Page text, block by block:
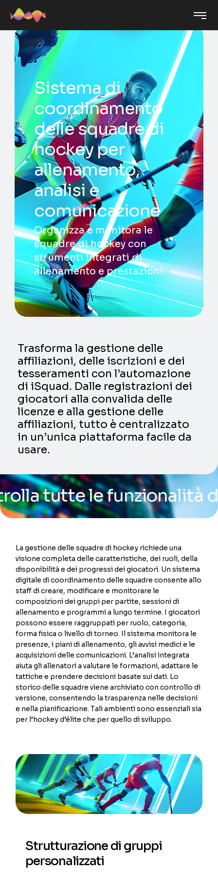
Sistema di
coordinamento
delle squadre di
hockey per
allenamento,
analisi e
comunicazione
Organizza e monitora le
squadre di hockey con
strumenti integrati di
allenamento e prestazioni.
Trasforma la gestione delle
affiliazioni, delle iscrizioni e dei
tesseramenti con l’automazione
di iSquad. Dalle registrazioni dei
giocatori alla convalida delle
licenze e alla gestione delle
affiliazioni, tutto è centralizzato
in un’unica piattaforma facile da
usare.
le funzionalità della
La gestione delle squadre di hockey richiede una
visione completa delle caratteristiche, dei ruoli, della
disponibilità e dei progressi dei giocatori. Un sistema
digitale di coordinamento delle squadre consente allo
staff di creare, modificare e monitorare le
composizioni dei gruppi per partite, sessioni di
allenamento e programmi a lungo termine. I giocatori
possono essere raggruppati per ruolo, categoria,
forma fisica o livello di torneo. Il sistema monitora le
presenze, i piani di allenamento, gli avvisi medici e le
acquisizioni delle comunicazioni. L’analisi integrata
aiuta gli allenatori a valutare le formazioni, adattare le
tattiche e prendere decisioni basate sui dati. Lo
storico delle squadre viene archiviato con controllo di
versione, consentendo la trasparenza nelle decisioni
e nella pianificazione. Tali ambienti sono essenziali sia
per l’hockey d’élite che per quello di sviluppo.
Strutturazione di gruppi
personalizzati